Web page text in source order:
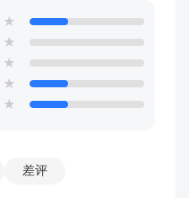
★
★
★
★
★
差评